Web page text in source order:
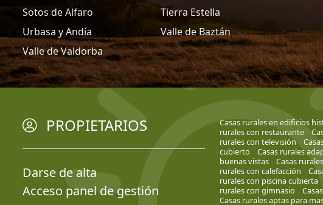
Sotos de Alfaro
Tierra Estella
Urbasa y Andía
Valle de Baztán
Valle de Valdorba
PROPIETARIOS
Darse de alta
Acceso panel de gestión
Casas rurales en edificios
rurales con restaurante
rurales con televisión
cubierto
Casas rurales
buenas vistas
Casas
rurales con calefacción
rurales con piscina cubierta
rurales con gimnasio
Casas rurales aptas para